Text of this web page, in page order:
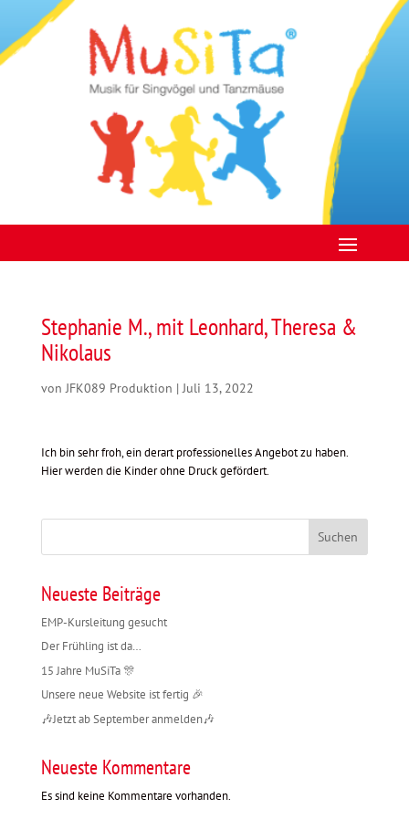
Stephanie M., mit Leonhard, Theresa &
Nikolaus
vonJFK089 Produktion |Juli 13, 2022
Ich bin sehr froh, ein derart professionelles Angebot zu haben.
Hier werden die Kinder ohne Druck gefördert.
Suchen
Neueste Beiträge
EMP-Kursleitung gesucht
Der Frühling ist da…
15 Jahre MuSiTa 🎊
Unsere neue Website ist fertig 🎉
🎶Jetzt ab September anmelden🎶
Neueste Kommentare
Es sind keine Kommentare vorhanden.